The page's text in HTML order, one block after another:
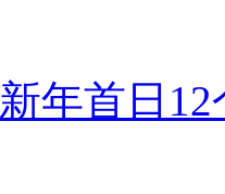
新年首日